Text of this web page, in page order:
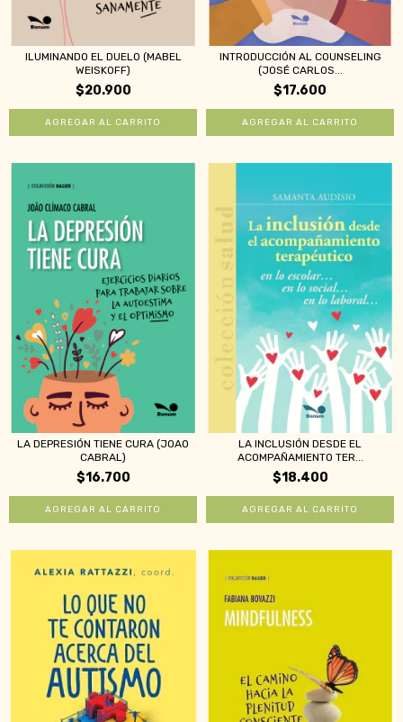
ILUMINANDO EL DUELO (MABEL
WEISKOFF)
$20.900
INTRODUCCIÓN AL COUNSELING
(JOSÉ CARLOS...
$17.600
LA DEPRESIÓN TIENE CURA (JOAO
CABRAL)
$16.700
LA INCLUSIÓN DESDE EL
ACOMPAÑAMIENTO TER...
$18.400